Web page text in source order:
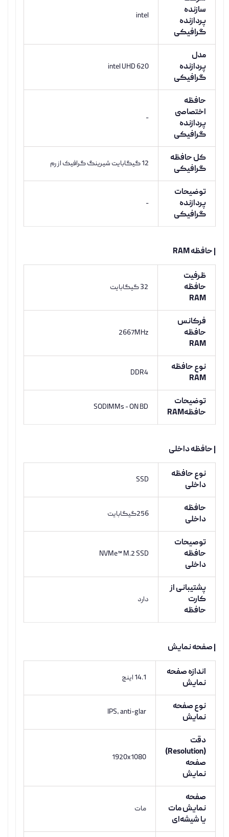
سازنده
پردازنده
گرافیکی
intel
مدل
پردازنده
گرافیکی
intel UHD 620
حافظه
اختصاصی
پردازنده
گرافیکی
-
کل حافظه
گرافیکی
12 گیگابایت شیرینگ گرافیک از رم
توضیحات
پردازنده
گرافیکی
-
| حافظه RAM
ظرفیت
حافظه
RAM
32 گیگابایت
فرکانس
حافظه
RAM
2667MHz
نوع حافظه
RAM
DDR4
توضیحات
حافظهRAM
SODIMMs - ON BD
| حافظه داخلی
نوع حافظه
داخلی
SSD
حافظه
داخلی
256گیگابایت
توصیحات
حافظه
داخلی
NVMe™ M.2 SSD
پشتیبانی از
کارت
حافظه
دارد
| صفحه نمایش
اندازه صفحه
نمایش
14.1 اینچ
نوع صفحه
نمایش
IPS, anti-glar
دقت
(Resolution)
صفحه
نمایش
1920x1080
صفحه
نمایش مات
یا شیشه‌ای
مات